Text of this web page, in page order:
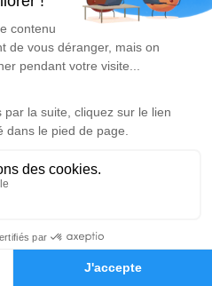
Hommages
la mémoire de Jean
hommage est
Je rends hommage
Nationale